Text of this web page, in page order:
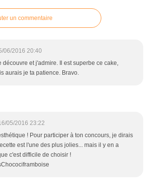
un commentaire
06/2016 20:40
découvre et j'admire. Il est superbe ce cake,
aurais je ta patience. Bravo.
05/2016 23:22
! Pour participer à ton concours, je dirais
est l'une des plus jolies... mais il y en a
c'est difficile de choisir !